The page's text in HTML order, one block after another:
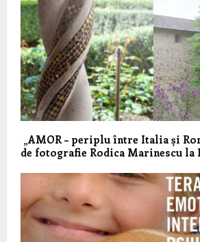
„AMOR – periplu între Italia și
de fotografie Rodica Marinescu la